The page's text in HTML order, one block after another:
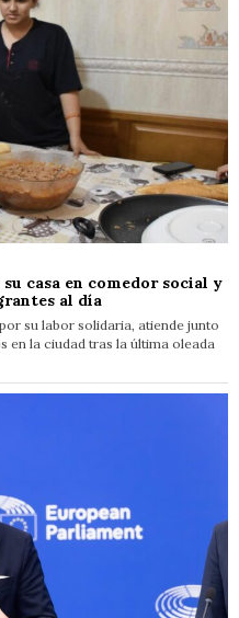
casa en comedor social y
al día
su labor solidaria, atiende junto
en la ciudad tras la última oleada